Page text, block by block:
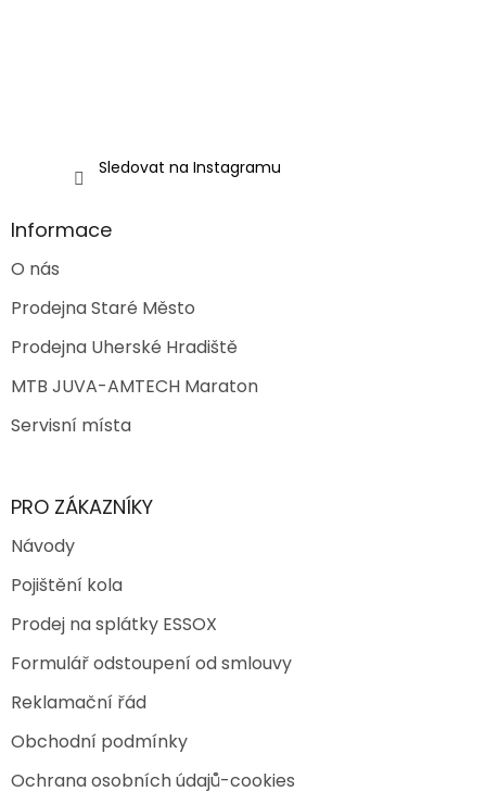
Sledovat na Instagramu
Informace
O nás
Prodejna Staré Město
Prodejna Uherské Hradiště
MTB JUVA-AMTECH Maraton
Servisní místa
PRO ZÁKAZNÍKY
Návody
Pojištění kola
Prodej na splátky ESSOX
Formulář odstoupení od smlouvy
Reklamační řád
Obchodní podmínky
Ochrana osobních údajů-cookies